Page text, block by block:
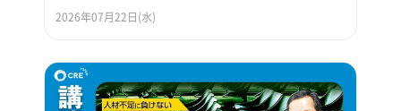
2026年07月22日(水)